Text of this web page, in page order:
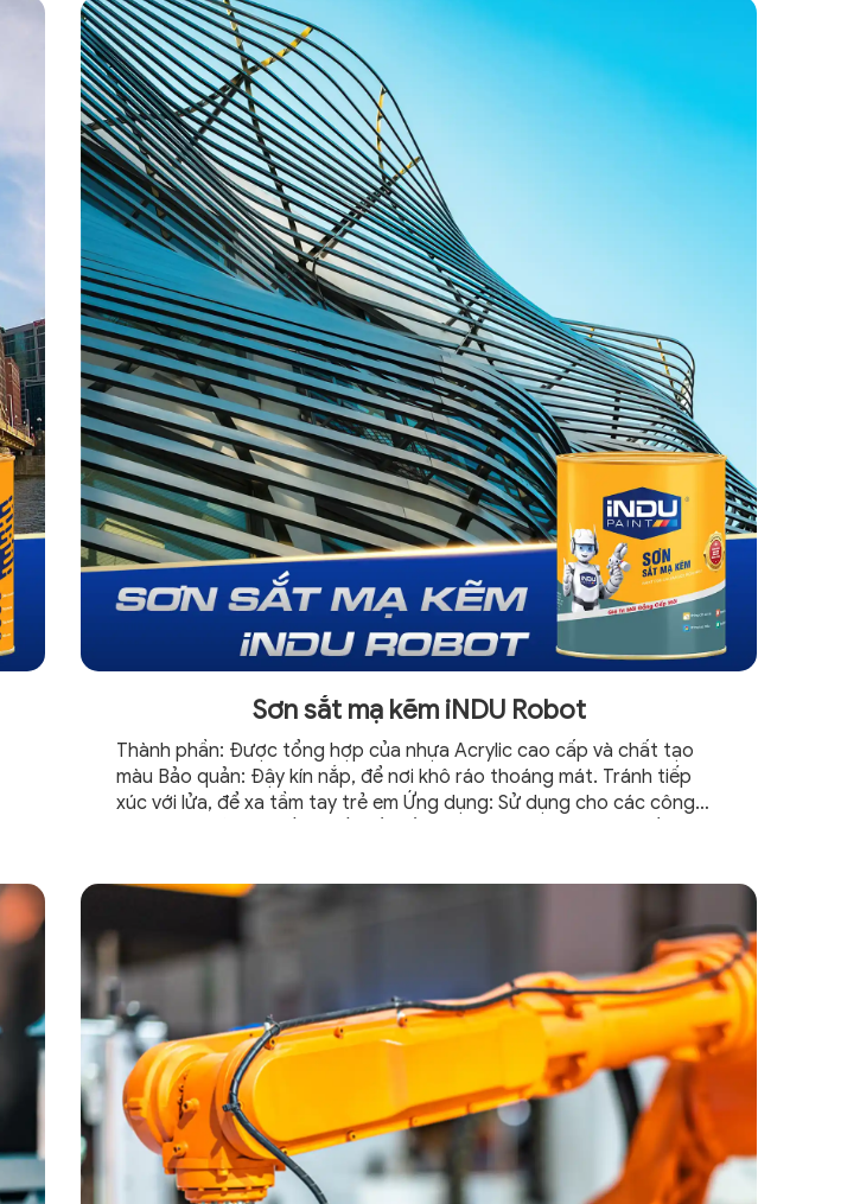
Sơn sắt mạ kẽm iNDU Robot
Thành phần: Được tổng hợp của nhựa Acrylic cao cấp và chất tạo
màu Bảo quản: Đậy kín nắp, để nơi khô ráo thoáng mát. Tránh tiếp
xúc với lửa, để xa tầm tay trẻ em Ứng dụng: Sử dụng cho các công